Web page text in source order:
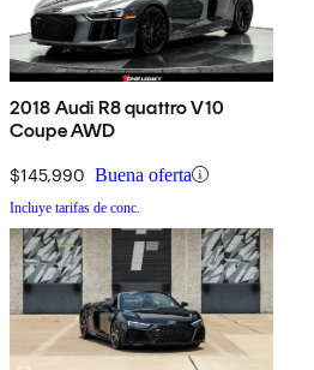
2018 Audi R8 quattro V10
Coupe AWD
$145,990 Buena oferta
Incluye tarifas de conc.